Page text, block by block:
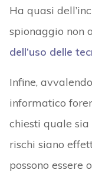
Ha quasi
spionaggio non
dell’uso delle
Infine,
informatico
chiesti quale
rischi siano
possono essere